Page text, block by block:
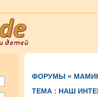
ФОРУМЫ «
ТЕМА : НАШ